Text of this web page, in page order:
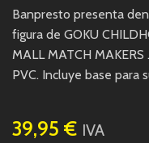
Banpresto presenta
figura de GOKU
MALL MATCH
PVC. Incluye base para
39,95 € IVA